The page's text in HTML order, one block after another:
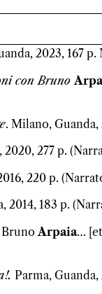
2023, 167
con Bruno
. Milano, Guanda,
2020, 277 p.
220 p.
2014, 183 p.
Arpaia… [et
Parma,